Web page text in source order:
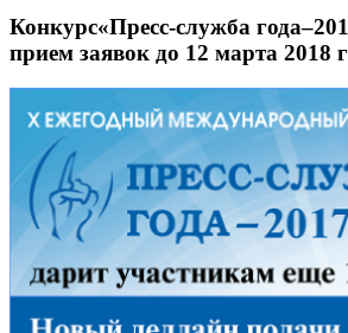
Конкурс«Пресс-служба
прием заявок до 12 марта 2018